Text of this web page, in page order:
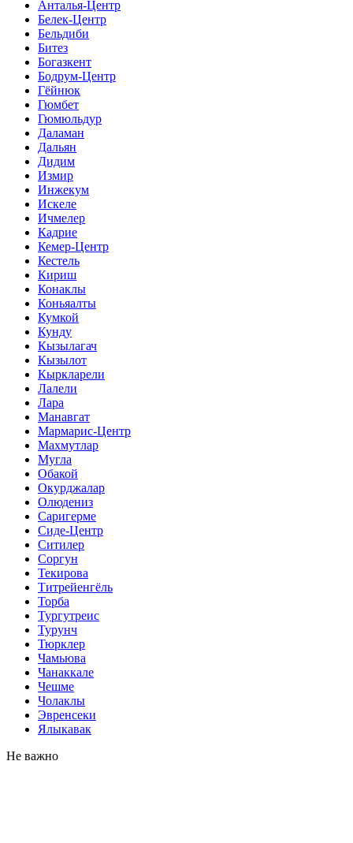
Анталья-Центр
Белек-Центр
Бельдиби
Битез
Богазкент
Бодрум-Центр
Гёйнюк
Гюмбет
Гюмюльдур
Даламан
Дальян
Дидим
Измир
Инжекум
Искеле
Ичмелер
Кадрие
Кемер-Центр
Кестель
Кириш
Конаклы
Коньяалты
Кумкой
Кунду
Кызылагач
Кызылот
Кыркларели
Лалели
Лара
Манавгат
Мармарис-Центр
Махмутлар
Мугла
Обакой
Окурджалар
Олюдениз
Саригерме
Сиде-Центр
Ситилер
Соргун
Текирова
Титрейенгёль
Торба
Тургутреис
Турунч
Тюрклер
Чамьюва
Чанаккале
Чешме
Чолаклы
Эвренсеки
Ялыкавак
Не важно